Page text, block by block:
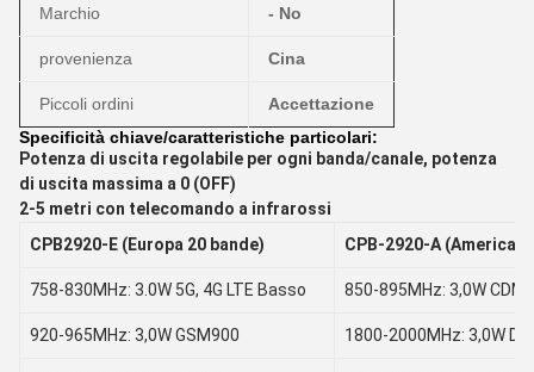
Marchio - No
provenienza Cina
Piccoli ordini
Accettazione
Specificità chiave/caratteristiche particolari:
Potenza di uscita regolabile per ogni banda/canale, potenza
di uscita massima a 0 (OFF)
2-5 metri con telecomando a infrarossi
CPB2920-E (Europa 20 bande)
CPB-2920-A (America
758-830MHz: 3.0W 5G, 4G LTE Basso 850-895MHz: 3,0W
920-965MHz: 3,0W GSM900 1800-2000MHz: 3,0W